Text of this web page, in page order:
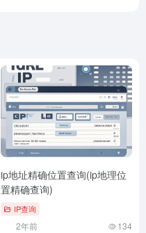
ip地址精确位置查询(ip地理位
置精确查询)
IP查询
2年前 134